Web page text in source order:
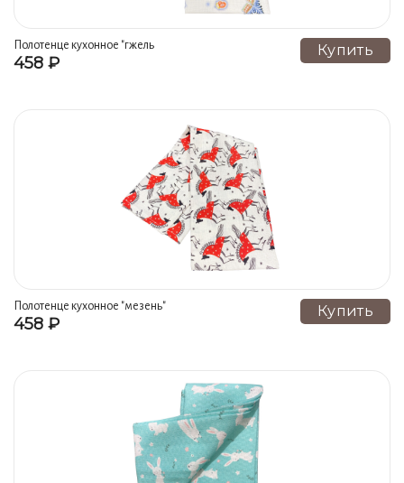
Полотенце кухонное "гжель
новогодняя/паровозики" гжель
458 ₽
Купить
Полотенце кухонное "мезень"
гжель ручная роспись
458 ₽
Купить